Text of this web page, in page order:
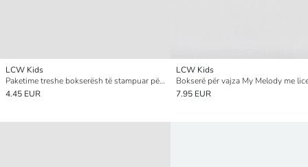
LCW Kids
Paketime treshe bokserësh të stampuar për vajza
4.45 EUR
LCW Kids
7.95 EUR